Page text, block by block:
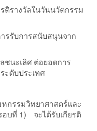
ติรางวัลในวันนวัตกรรม
รรับการสนับสนุนจาก
ชนะเลิศ ต่อยอดการ
ะดับประเทศ
กรรมวิทยาศาสตร์และ
อบที่ 1) จะได้รับเกียรติ